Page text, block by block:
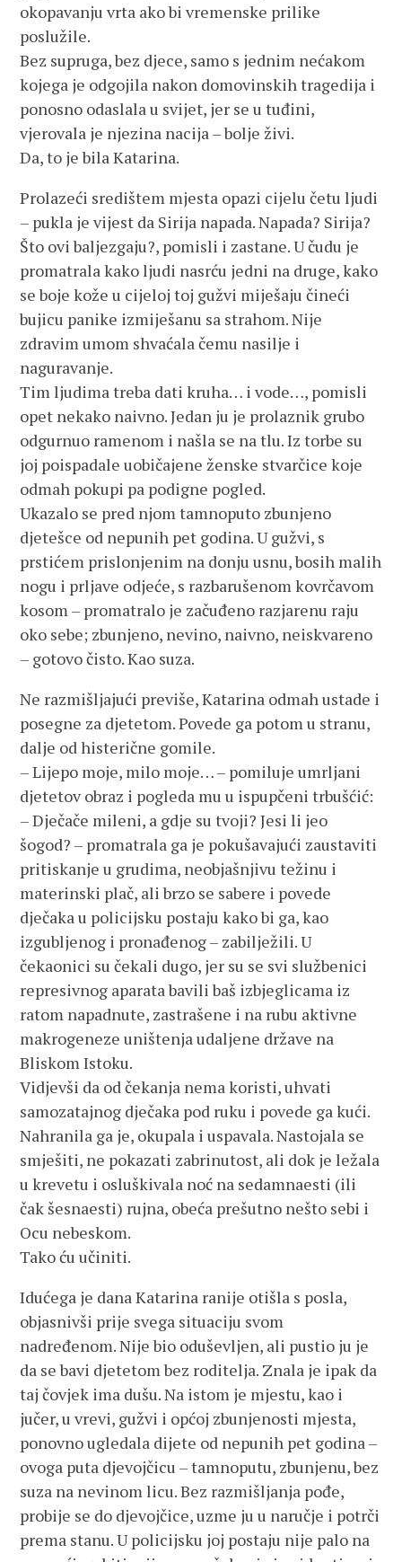
okopavanju vrta ako bi vremenske prilike
poslužile.
Bez supruga, bez djece, samo s jednim nećakom
kojega je odgojila nakon domovinskih tragedija i
ponosno odaslala u svijet, jer se u tuđini,
vjerovala je njezina nacija – bolje živi.
Da, to je bila Katarina.
Prolazeći središtem mjesta opazi cijelu četu ljudi
– pukla je vijest da Sirija napada. Napada? Sirija?
Što ovi baljezgaju?, pomisli i zastane. U čudu je
promatrala kako ljudi nasrću jedni na druge, kako
se boje kože u cijeloj toj gužvi miješaju čineći
bujicu panike izmiješanu sa strahom. Nije
zdravim umom shvaćala čemu nasilje i
naguravanje.
Tim ljudima treba dati kruha… i vode…, pomisli
opet nekako naivno. Jedan ju je prolaznik grubo
odgurnuo ramenom i našla se na tlu. Iz torbe su
joj poispadale uobičajene ženske stvarčice koje
odmah pokupi pa podigne pogled.
Ukazalo se pred njom tamnoputo zbunjeno
djetešce od nepunih pet godina. U gužvi, s
prstićem prislonjenim na donju usnu, bosih malih
nogu i prljave odjeće, s razbarušenom kovrčavom
kosom – promatralo je začuđeno razjarenu raju
oko sebe; zbunjeno, nevino, naivno, neiskvareno
– gotovo čisto. Kao suza.
Ne razmišljajući previše, Katarina odmah ustade i
posegne za djetetom. Povede ga potom u stranu,
dalje od histerične gomile.
– Lijepo moje, milo moje… – pomiluje umrljani
djetetov obraz i pogleda mu u ispupčeni trbušćić:
– Dječače mileni, a gdje su tvoji? Jesi li jeo
šogod? – promatrala ga je pokušavajući zaustaviti
pritiskanje u grudima, neobjašnjivu težinu i
materinski plač, ali brzo se sabere i povede
dječaka u policijsku postaju kako bi ga, kao
izgubljenog i pronađenog – zabilježili. U
čekaonici su čekali dugo, jer su se svi službenici
represivnog aparata bavili baš izbjeglicama iz
ratom napadnute, zastrašene i na rubu aktivne
makrogeneze uništenja udaljene države na
Bliskom Istoku.
Vidjevši da od čekanja nema koristi, uhvati
samozatajnog dječaka pod ruku i povede ga kući.
Nahranila ga je, okupala i uspavala. Nastojala se
smješiti, ne pokazati zabrinutost, ali dok je ležala
u krevetu i osluškivala noć na sedamnaesti (ili
čak šesnaesti) rujna, obeća prešutno nešto sebi i
Ocu nebeskom.
Tako ću učiniti.
Idućega je dana Katarina ranije otišla s posla,
objasnivši prije svega situaciju svom
nadređenom. Nije bio oduševljen, ali pustio ju je
da se bavi djetetom bez roditelja. Znala je ipak da
taj čovjek ima dušu. Na istom je mjestu, kao i
jučer, u vrevi, gužvi i općoj zbunjenosti mjesta,
ponovno ugledala dijete od nepunih pet godina –
ovoga puta djevojčicu – tamnoputu, zbunjenu, bez
suza na nevinom licu. Bez razmišljanja pođe,
probije se do djevojčice, uzme ju u naručje i potrči
prema stanu. U policijsku joj postaju nije palo na